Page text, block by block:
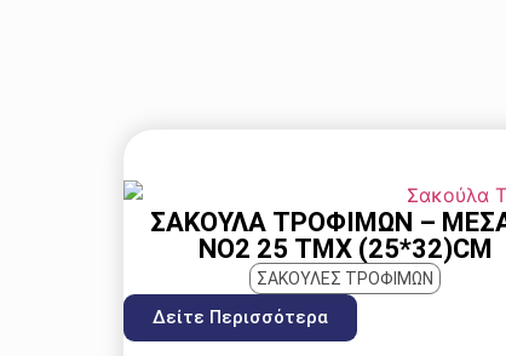
ΣΑΚΟΎΛΑ ΤΡΟΦΊΜΩΝ –
ΝΟ2 25 ΤΜΧ (25*32)CM
ΣΑΚΟΥΛΕΣ ΤΡΟΦΙΜΩΝ
Δείτε Περισσότερα